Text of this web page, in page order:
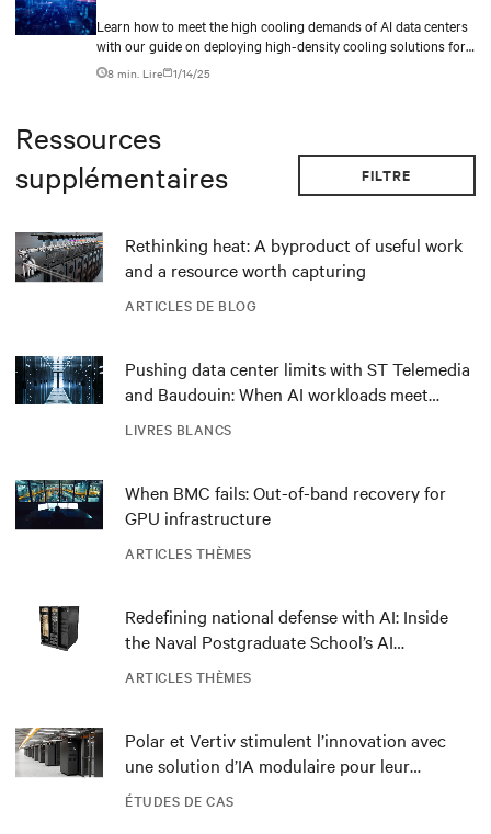
Learn how to meet the high cooling demands of AI data centers
with our guide on deploying high-density cooling solutions for
maximum efficiency.
8 min. Lire 1/14/25
Ressources
supplémentaires
FILTRE
ARTICLES DE BLOG
Rethinking heat: A byproduct of useful work
and a resource worth capturing
LIVRES BLANCS
Pushing data center limits with ST Telemedia
and Baudouin: When AI workloads meet
ARTICLES THÈMES
When BMC fails: Out-of-band recovery for
GPU infrastructure
ARTICLES THÈMES
Redefining national defense with AI: Inside
the Naval Postgraduate School’s AI
infrastructure deployment
ÉTUDES DE CAS
Polar et Vertiv stimulent l’innovation avec
une solution d’IA modulaire pour leur
datacenter DRA01 en Norvège